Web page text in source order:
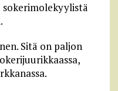
sokerimolekyylistä
Sitä on paljon